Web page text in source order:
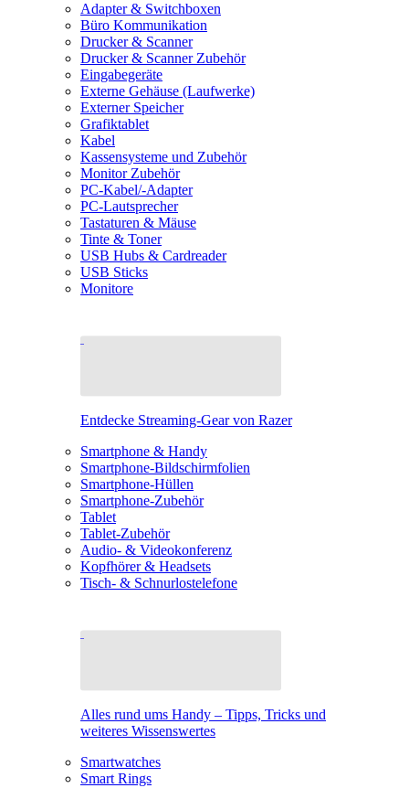
Adapter & Switchboxen
Büro Kommunikation
Drucker & Scanner
Drucker & Scanner Zubehör
Eingabegeräte
Externe Gehäuse (Laufwerke)
Externer Speicher
Grafiktablet
Kabel
Kassensysteme und Zubehör
Monitor Zubehör
PC-Kabel/-Adapter
PC-Lautsprecher
Tastaturen & Mäuse
Tinte & Toner
USB Hubs & Cardreader
USB Sticks
Monitore
Entdecke Streaming-Gear von Razer
Smartphone & Handy
Smartphone-Bildschirmfolien
Smartphone-Hüllen
Smartphone-Zubehör
Tablet
Tablet-Zubehör
Audio- & Videokonferenz
Kopfhörer & Headsets
Tisch- & Schnurlostelefone
Alles rund ums Handy – Tipps, Tricks und
weiteres Wissenswertes
Smartwatches
Smart Rings